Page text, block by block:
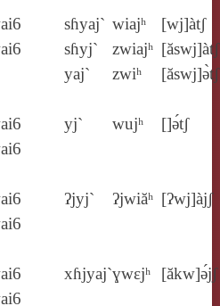
sɦyaj`
sɦyj`
yaj`
wiajʰ
zwiajʰ
zwiʰ
[wj]àtʃ
[ăswj]àtʃ
[ăswj]ə̀tʃ
yj` wujʰ []ə́tʃ
ʔjyj` ʔjwiăʰ [ʔwj]àjʃ
xɦjyaj`ɣwɛjʰ [ăkw]ə́jʃ